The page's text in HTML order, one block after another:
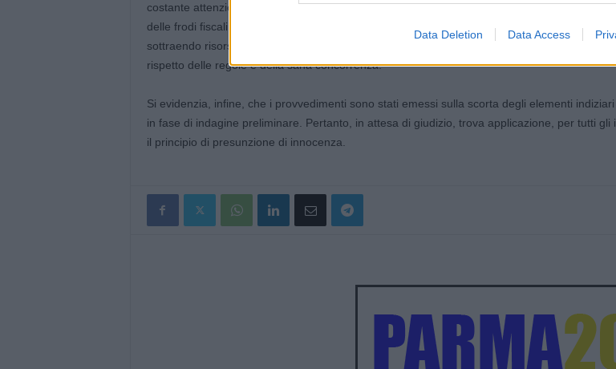
Data Deletion Data Access
costante attenzione e il perdurante impegno profuso dalla Guardia di Finanza di Parma a
delle frodi fiscali e degli illeciti economico-finanziari, che danneggiano il bilancio dello Stato
sottraendo risorse alla collettività, a tutela degli imprenditori onesti che hanno scelto di
rispetto delle regole e della sana concorrenza.
Si evidenzia, infine, che i provvedimenti sono stati emessi sulla scorta degli elementi
in fase di indagine preliminare. Pertanto, in attesa di giudizio, trova applicazione, per tutti gli
il principio di presunzione di innocenza.